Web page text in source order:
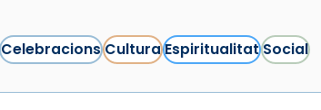
CelebracionsCulturaEspiritualitatSocial